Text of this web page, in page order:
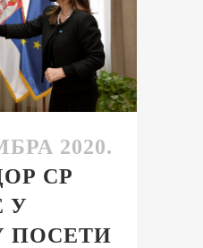
2020.
СР
У
ПОСЕТИ